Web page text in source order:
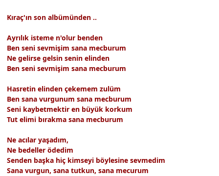
Kıraç'ın son albümünden ..
Ayrılık isteme n'olur benden
Ben seni sevmişim sana mecburum
Ne gelirse gelsin senin elinden
Ben seni sevmişim sana mecburum
Hasretin elinden çekemem zulüm
Ben sana vurgunum sana mecburum
Seni kaybetmektir en büyük korkum
Tut elimi bırakma sana mecburum
Ne acılar yaşadım,
Ne bedeller ödedim
Senden başka hiç kimseyi böylesine sevmedim
Sana vurgun, sana tutkun, sana mecurum